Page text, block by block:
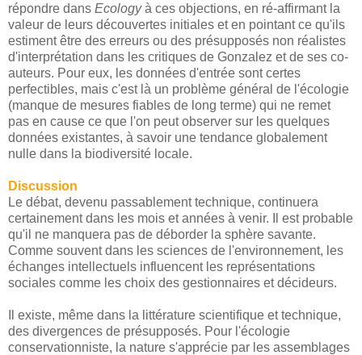
répondre dans Ecologyà ces objections, en ré-affirmant la
valeur de leurs découvertes initiales et en pointant ce qu'ils
estiment être des erreurs ou des présupposés non réalistes
d'interprétation dans les critiques de Gonzalez et de ses co-
auteurs. Pour eux, les données d'entrée sont certes
perfectibles, mais c'est là un problème général de l'écologie
(manque de mesures fiables de long terme) qui ne remet
pas en cause ce que l'on peut observer sur les quelques
données existantes, à savoir une tendance globalement
nulle dans la biodiversité locale.
Discussion
Le débat, devenu passablement technique, continuera
certainement dans les mois et années à venir. Il est probable
qu'il ne manquera pas de déborder la sphère savante.
Comme souvent dans les sciences de l'environnement, les
échanges intellectuels influencent les représentations
sociales comme les choix des gestionnaires et décideurs.
Il existe, même dans la littérature scientifique et technique,
des divergences de présupposés. Pour l'écologie
conservationniste, la nature s'apprécie par les assemblages